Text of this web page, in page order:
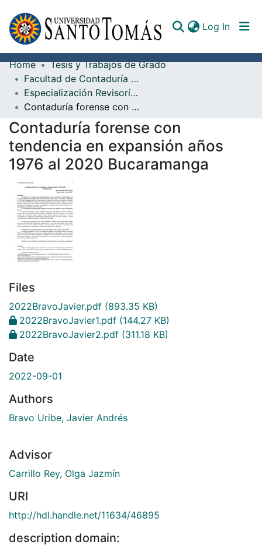
Log In
Communities & Collections
All of DSpace
Documents
Home
Tesis y Trabajos de Grado
Facultad de Contaduría Pública
Especialización Revisoría Fiscal y Auditoría Externa
Contaduría forense con tendencia en expansión años 1976 al 2020 Bucaramanga
Contaduría forense con
tendencia en expansión años
1976 al 2020 Bucaramanga
Files
2022BravoJavier.pdf (893.35 KB)
2022BravoJavier1.pdf (144.27 KB)
2022BravoJavier2.pdf (311.18 KB)
Date
2022-09-01
Authors
Bravo Uribe, Javier Andrés
Advisor
Carrillo Rey, Olga Jazmín
URI
http://hdl.handle.net/11634/46895
description domain: